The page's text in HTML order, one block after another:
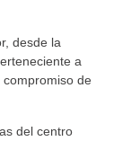
desde la
a
de
del centro